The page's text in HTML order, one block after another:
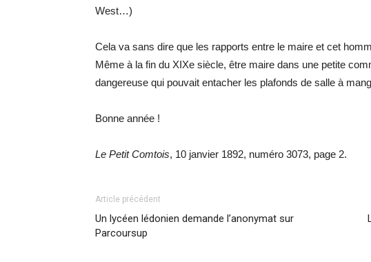
West…)
Cela va sans dire que les rapports entre le maire et cet
Même à la fin du XIXe siècle, être maire dans une petite
dangereuse qui pouvait entacher les plafonds de salle à
Bonne année !
Le Petit Comtois, 10 janvier 1892, numéro 3073, page 2.
Article précédent
Un lycéen lédonien demande l’anonymat sur
Parcoursup